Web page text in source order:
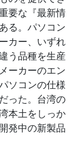
要な『最新情
る。パソコン
カー、いずれ
う品種を生産
ーカーのエン
ソコンの仕様
った。台湾の
本土をしっか
発中の新製品